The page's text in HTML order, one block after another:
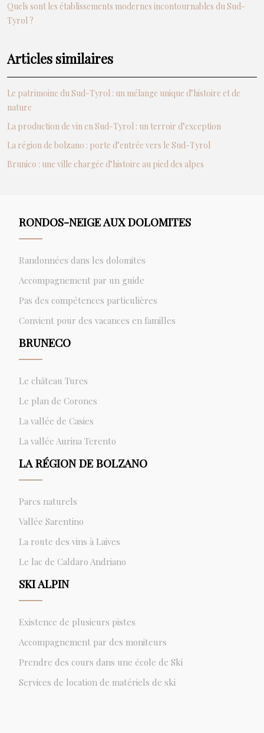
Quels sont les établissements modernes incontournables du Sud-
Tyrol ?
Articles similaires
Le patrimoine du Sud-Tyrol : un mélange unique d’histoire et de
nature
La production de vin en Sud-Tyrol : un terroir d’exception
La région de bolzano : porte d’entrée vers le Sud-Tyrol
Brunico : une ville chargée d’histoire au pied des alpes
RONDOS-NEIGE AUX DOLOMITES
Randonnées dans les dolomites
Accompagnement par un guide
Pas des compétences particulières
Convient pour des vacances en familles
BRUNECO
Le château Tures
Le plan de Corones
La vallée de Casies
La vallée Aurina Terento
LA RÉGION DE BOLZANO
Parcs naturels
Vallée Sarentino
La route des vins à Laives
Le lac de Caldaro Andriano
SKI ALPIN
Existence de plusieurs pistes
Accompagnement par des moniteurs
Prendre des cours dans une école de Ski
Services de location de matériels de ski